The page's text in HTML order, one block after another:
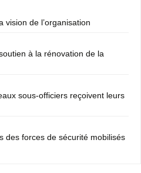
vision de l’organisation
à la rénovation de la
sous-officiers reçoivent leurs
des forces de sécurité mobilisés